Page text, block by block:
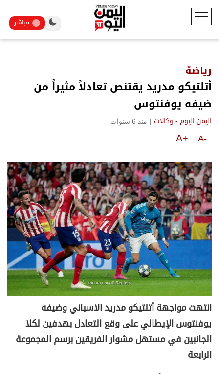
مباشر
رياضة
أتلتيكو مدريد يقتنص تعادلاً مثيراً من
ضيفه يوفنتوس
اليمن اليوم - وكالات | منذ 6 سنوات
A-
A+
انتهت مواجهة أتلتيكو مدريد الاسباني وضيفه
يوفنتوس الإيطالي على وقع التعادل بهدفين لكلا
الجانبين في مستهل مشوار الفريقين برسم المجموعة
الرابعة